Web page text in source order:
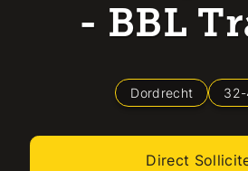
- BBL
Dordrecht 32-
Direct